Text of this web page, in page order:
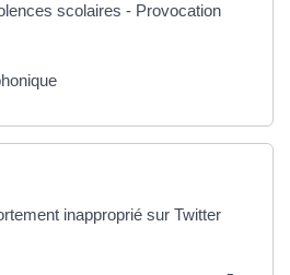
scolaires - Provocation
inapproprié sur Twitter